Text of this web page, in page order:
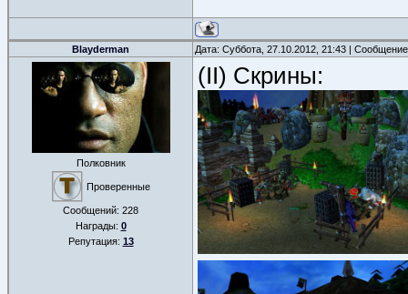
Blayderman Дата: Суббота, 27.10.2012, 21:43 |
Полковник
Проверенные
Сообщений: 228
Награды: 0
Репутация: 13
(II) Скрины: